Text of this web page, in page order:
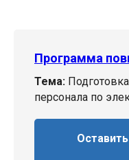
Программа
Тема:
персонала по